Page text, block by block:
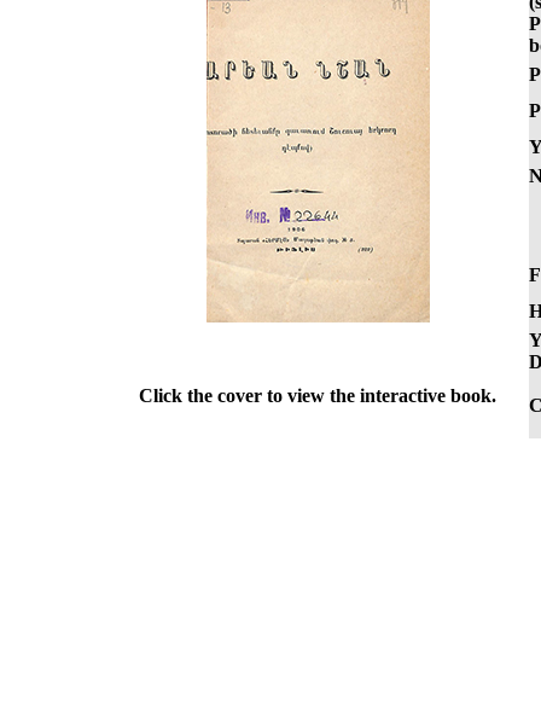
Click the cover to view the interactive book.